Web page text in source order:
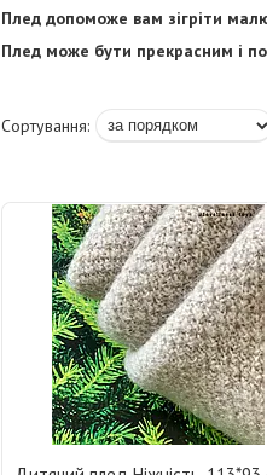
Плед допоможе вам зігріти
Плед може бути прекрасним і